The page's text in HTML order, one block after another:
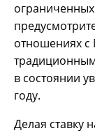
отношениях с
в состоянии
году.
Делая ставку